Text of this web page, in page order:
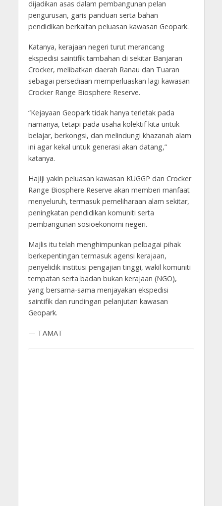
dijadikan asas dalam pembangunan pelan
pengurusan, garis panduan serta bahan
pendidikan berkaitan peluasan kawasan Geopark.
Katanya, kerajaan negeri turut merancang
ekspedisi saintifik tambahan di sekitar Banjaran
Crocker, melibatkan daerah Ranau dan Tuaran
sebagai persediaan memperluaskan lagi kawasan
Crocker Range Biosphere Reserve.
“Kejayaan Geopark tidak hanya terletak pada
namanya, tetapi pada usaha kolektif kita untuk
belajar, berkongsi, dan melindungi khazanah alam
ini agar kekal untuk generasi akan datang,”
katanya.
Hajiji yakin peluasan kawasan KUGGP dan Crocker
Range Biosphere Reserve akan memberi manfaat
menyeluruh, termasuk pemeliharaan alam sekitar,
peningkatan pendidikan komuniti serta
pembangunan sosioekonomi negeri.
Majlis itu telah menghimpunkan pelbagai pihak
berkepentingan termasuk agensi kerajaan,
penyelidik institusi pengajian tinggi, wakil komuniti
tempatan serta badan bukan kerajaan (NGO),
yang bersama-sama menjayakan ekspedisi
saintifik dan rundingan pelanjutan kawasan
Geopark.
— TAMAT